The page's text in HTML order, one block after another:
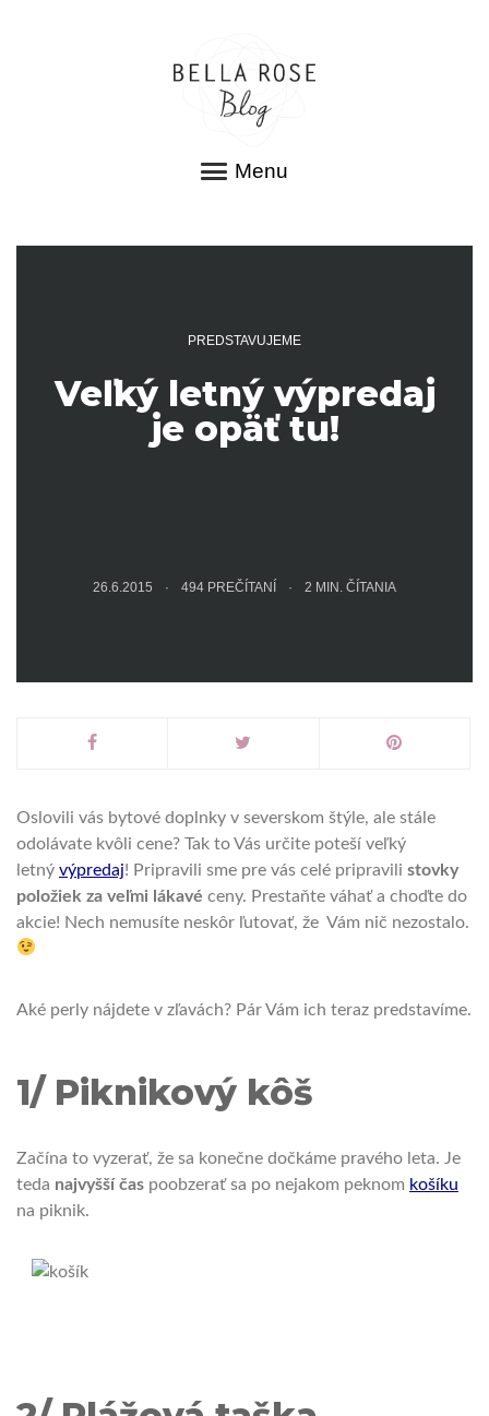
Menu
PREDSTAVUJEME
Veľký letný výpredaj
je opäť tu!
26.6.2015 494 PREČÍTANÍ 2 MIN. ČÍTANIA
Oslovili vás bytové doplnky v severskom štýle, ale stále
odolávate kvôli cene? Tak to Vás určite poteší veľký
letný výpredaj! Pripravili sme pre vás celé pripravili stovky
položiek za veľmi lákavé ceny. Prestaňte váhať a choďte do
akcie! Nech nemusíte neskôr ľutovať, že Vám nič nezostalo.
Aké perly nájdete v zľavách? Pár Vám ich teraz predstavíme.
1/ Piknikový kôš
Začína to vyzerať, že sa konečne dočkáme pravého leta. Je
teda najvyšší čas poobzerať sa po nejakom peknom košíku
na piknik.